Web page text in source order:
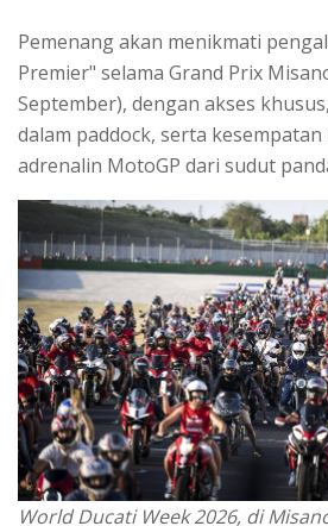
Pemenang akan menikmati
Premier" selama Grand Prix
September), dengan akses
dalam paddock, serta
adrenalin MotoGP dari sudut
World Ducati Week 2026, di